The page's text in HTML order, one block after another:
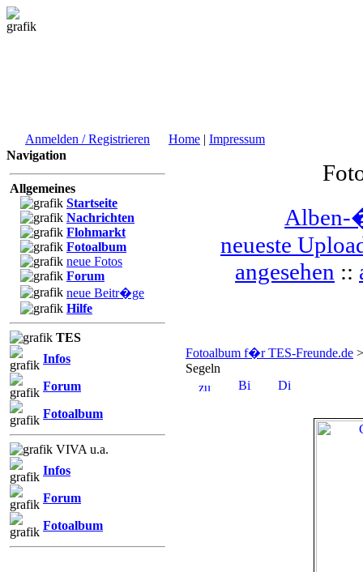
Anmelden / Registrieren Home | Impressum
Navigation
Allgemeines
Startseite
Nachrichten
Flohmarkt
Fotoalbum
neue Fotos
Forum
neue Beitr�ge
Hilfe
TES
Infos
Forum
Fotoalbum
VIVA u.a.
Infos
Forum
Fotoalbum
Alben-
neueste
angesehen ::
Fotoalbum f�r TES-Freunde.de
Segeln